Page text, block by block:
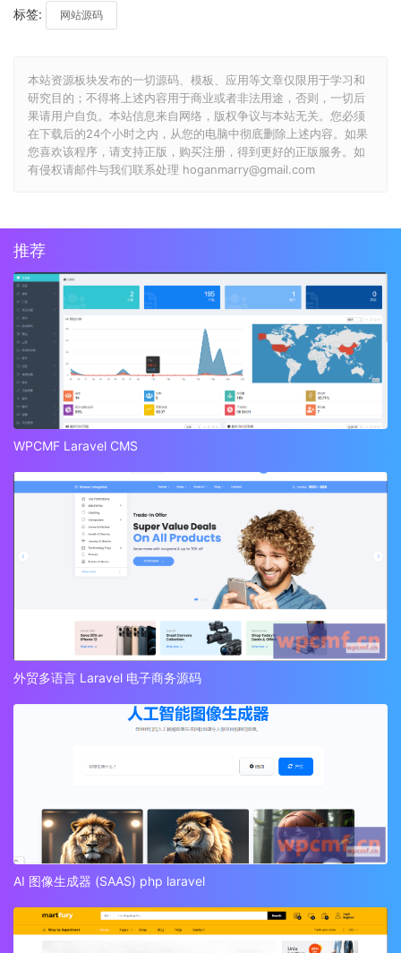
标签: 网站源码
本站资源板块发布的一切源码、模板、应用等文章仅限用于学习和
研究目的；不得将上述内容用于商业或者非法用途，否则，一切后
果请用户自负。本站信息来自网络，版权争议与本站无关。您必须
在下载后的24个小时之内，从您的电脑中彻底删除上述内容。如果
您喜欢该程序，请支持正版，购买注册，得到更好的正版服务。如
有侵权请邮件与我们联系处理 hoganmarry@gmail.com
推荐
WPCMF Laravel CMS
外贸多语言 Laravel 电子商务源码
AI 图像生成器 (SAAS) php laravel